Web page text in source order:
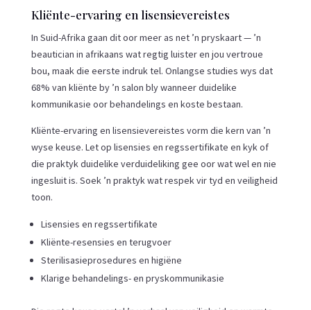
Kliënte-ervaring en lisensievereistes
In Suid-Afrika gaan dit oor meer as net ’n pryskaart — ’n
beautician in afrikaans wat regtig luister en jou vertroue
bou, maak die eerste indruk tel. Onlangse studies wys dat
68% van kliënte by ’n salon bly wanneer duidelike
kommunikasie oor behandelings en koste bestaan.
Kliënte-ervaring en lisensievereistes vorm die kern van ’n
wyse keuse. Let op lisensies en regssertifikate en kyk of
die praktyk duidelike verduideliking gee oor wat wel en nie
ingesluit is. Soek ’n praktyk wat respek vir tyd en veiligheid
toon.
Lisensies en regssertifikate
Kliënte-resensies en terugvoer
Sterilisasieprosedures en higiëne
Klarige behandelings- en pryskommunikasie